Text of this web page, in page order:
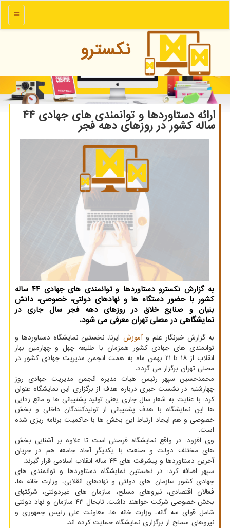
منو
نكسترو
ارائه دستاوردها و توانمندی های جهادی ۴۴
ساله کشور در روزهای دهه فجر
به گزارش نکسترو دستاوردها و توانمندی های جهادی ۴۴ ساله
کشور با حضور دستگاه ها و نهادهای دولتی، خصوصی، دانش
بنیان و صنایع خلاق در روزهای دهه فجر سال جاری در
نمایشگاهی در مصلی تهران معرفی می شود.
به گزارش خبرنگار علم وآموزش ایرنا، نخستین نمایشگاه دستاوردها و
توانمندی های جهادی کشور همزمان با طلیعه چهل و چهارمین بهار
انقلاب از ۱۸ تا ۲۱ بهمن ماه به همت انجمن مدیریت جهادی کشور در
مصلی تهران برگزار می گردد.
محمدحسین سپهر رئیس هیات مدیره انجمن مدیریت جهادی روز
چهارشنبه در نشست خبری درباره هدف از برگزاری این نمایشگاه عنوان
کرد: با عنایت به شعار سال جاری یعنی تولید پشتیبانی ها و مانع زدایی
ها این نمایشگاه با هدف پشتیبانی از تولیدکنندگان داخلی و بخش
خصوصی و هم ایجاد ارتباط این بخش ها با حاکمیت برنامه ریزی شده
است.
وی افزود: در واقع نمایشگاه فرصتی است تا علاوه بر آشنایی بخش
های مختلف دولت و صنعت با یکدیگر آحاد جامعه هم در جریان
آخرین دستاوردها و پیشرفت های ۴۴ ساله انقلاب اسلامی قرار گیرند.
سپهر اضافه کرد: در نخستین نمایشگاه دستاوردها و توانمندی های
جهادی کشور سازمان های دولتی و نهادهای انقلابی، وزارت خانه ها،
فعالان اقتصادی، نیروهای مسلح، سازمان های غیردولتی، شرکتهای
بخش خصوصی شرکت خواهند داشت. تابحال ۴۳ سازمان و نهاد دولتی
شامل قوای سه گانه، وزارت خانه ها، معاونت علی رئیس جمهوری و
نیروهای مسلح از برگزاری نمایشگاه حمایت کرده اند.